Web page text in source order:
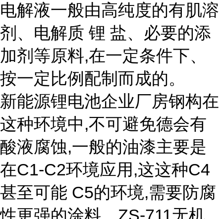
电解液一般由高纯度的有肌溶
剂、电解质 锂 盐、必要的添
加剂等原料,在一定条件下、
按一定比例配制而成的。
新能源锂电池企业厂房钢构在
这种环境中,不可避免德会有
酸液腐蚀,一般的油漆主要是
在C1-C2环境应用,这这种C4
甚至可能 C5的环境,需要防腐
性更强的涂料。ZS-711无机